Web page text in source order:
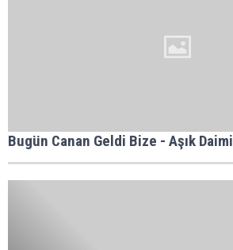
Bugün Canan Geldi Bize - Aşık Daimi